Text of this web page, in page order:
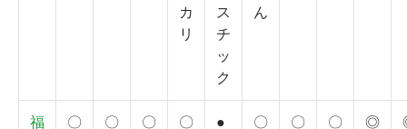
カ
リ
ス
チ
ッ
ク
ん
福
〇 〇 〇 〇 ● 〇 〇 〇 ◎